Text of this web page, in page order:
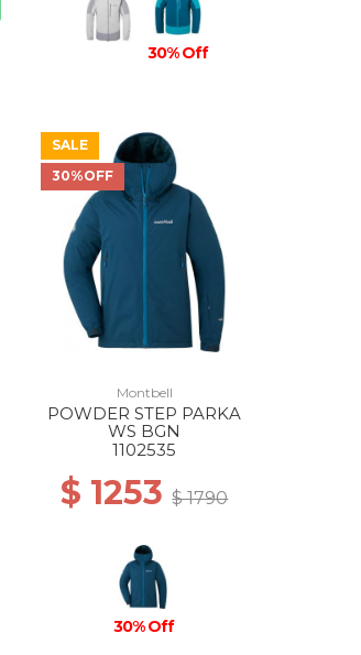
30% Off
SALE
30%OFF
Montbell
POWDER STEP PARKA
WS BGN
1102535
$ 1253$ 1790
30% Off